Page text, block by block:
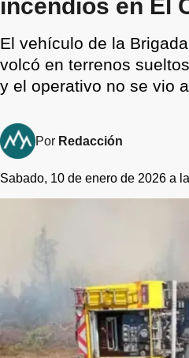
incendios en El
El vehículo de la
volcó en terrenos
y el operativo no se vio
Por Redacción
Sabado, 10 de enero de 2026 a